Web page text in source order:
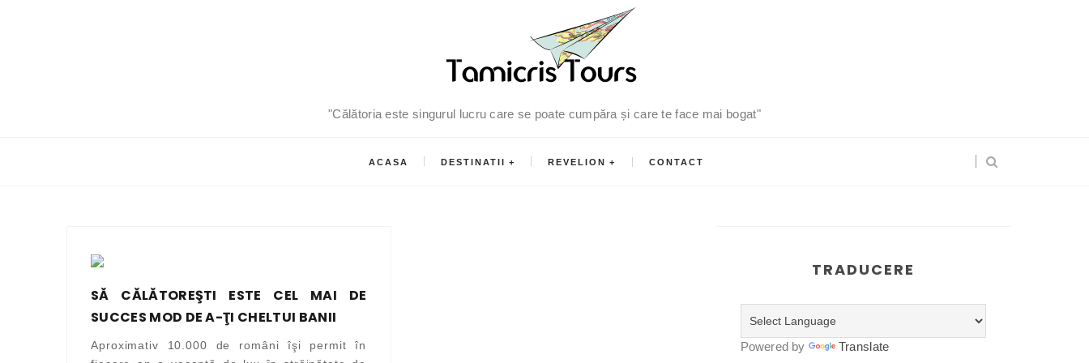
"Călătoria este singurul lucru care se poate cumpăra și care te face mai bogat"
ACASA DESTINATII REVELION CONTACT
SĂ CĂLĂTOREŞTI ESTE CEL MAI DE
SUCCES MOD DE A-ŢI CHELTUI BANII
Aproximativ 10.000 de români îşi permit în
TRADUCERE
Powered by Translate